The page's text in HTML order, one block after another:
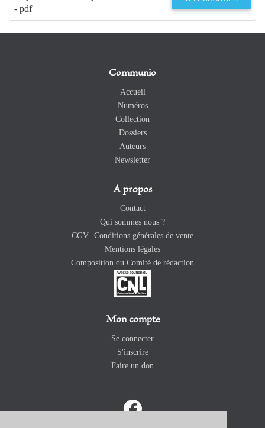
- pdf
Communio
Accueil
Numéros
Collection
Dossiers
Auteurs
Newsletter
A propos
Contact
Qui sommes nous ?
CGV -Conditions générales de vente
Mentions légales
Composition du Comité de rédaction
Mon compte
Se connecter
S'inscrire
Faire un don